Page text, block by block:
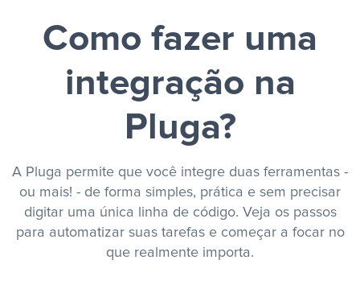
Como fazer uma
integração na
Pluga?
A Pluga permite que você integre duas ferramentas -
ou mais! - de forma simples, prática e sem precisar
digitar uma única linha de código. Veja os passos
para automatizar suas tarefas e começar a focar no
que realmente importa.